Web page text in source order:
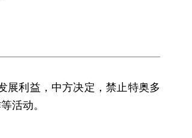
展利益，中方决定，禁止特奥多
活动。